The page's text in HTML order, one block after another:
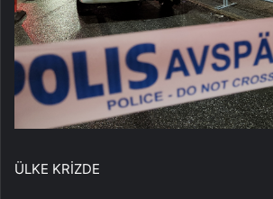
ÜLKE KRİZDE